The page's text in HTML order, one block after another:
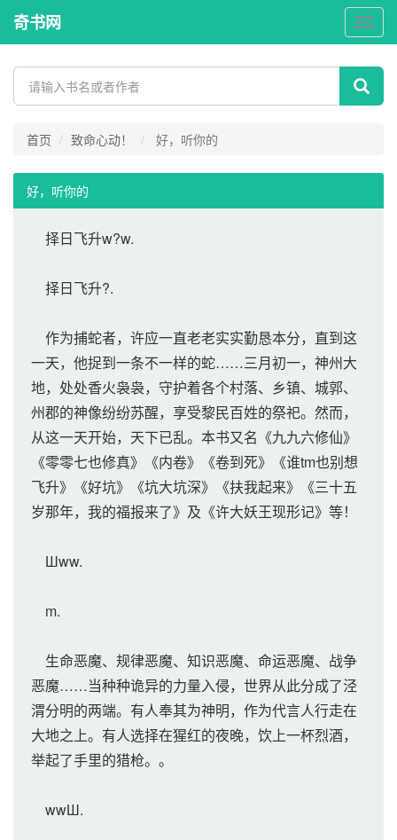
奇
书
奇书网
首页 致命心动！ 好，听你的
好，听你的
择日飞升w?w.
择日飞升?.
作为捕蛇者，许应一直老老实实勤恳本分，直到这
一天，他捉到一条不一样的蛇……三月初一，神州大
地，处处香火袅袅，守护着各个村落、乡镇、城郭、
州郡的神像纷纷苏醒，享受黎民百姓的祭祀。然而，
从这一天开始，天下已乱。本书又名《九九六修仙》
《零零七也修真》《内卷》《卷到死》《谁tm也别想
飞升》《好坑》《坑大坑深》《扶我起来》《三十五
岁那年，我的福报来了》及《许大妖王现形记》等！
Шww.
m.
生命恶魔、规律恶魔、知识恶魔、命运恶魔、战争
恶魔……当种种诡异的力量入侵，世界从此分成了泾
渭分明的两端。有人奉其为神明，作为代言人行走在
大地之上。有人选择在猩红的夜晚，饮上一杯烈酒，
举起了手里的猎枪。。
wwШ.